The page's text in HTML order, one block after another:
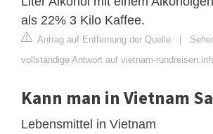
als 22% 3 Kilo Kaffee.
Antrag auf Entfernung der Quelle |
vollständige Antwort auf vietnam-
Kann man in Vietnam
Lebensmittel in Vietnam